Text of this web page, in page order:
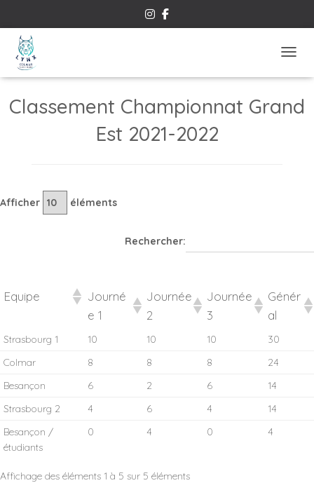
This content has been archived. It may no longer be relevant
Classement Championnat Grand
Est 2021-2022
Afficher éléments
Rechercher:
Equipe
Journé
e 1
Journée
2
Journée
3
Génér
al
Strasbourg 1 10 10 10
30
Colmar
8 8 8
24
Besançon
6 2 6
14
Strasbourg 2
4 6 4
14
Besançon /
étudiants
0 4 0 4
Affichage des éléments 1 à 5 sur 5 éléments